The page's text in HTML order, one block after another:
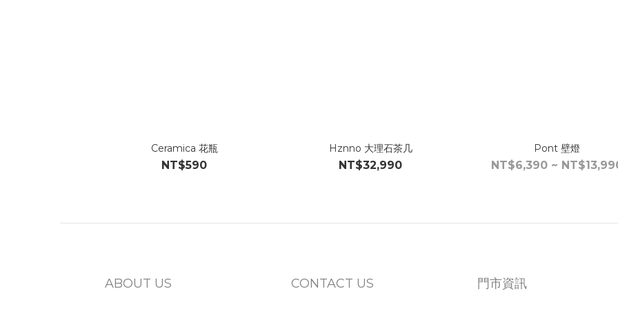
Ceramica 花瓶
NT$590
Hznno 大理石茶几
NT$32,990
Pont 壁燈
NT$6,390 ~
ABOUT US CONTACT US 門市資訊